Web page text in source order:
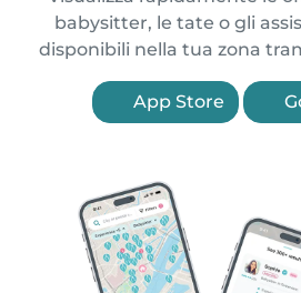
babysitter, le tate o gli
disponibili nella tua zona
App Store